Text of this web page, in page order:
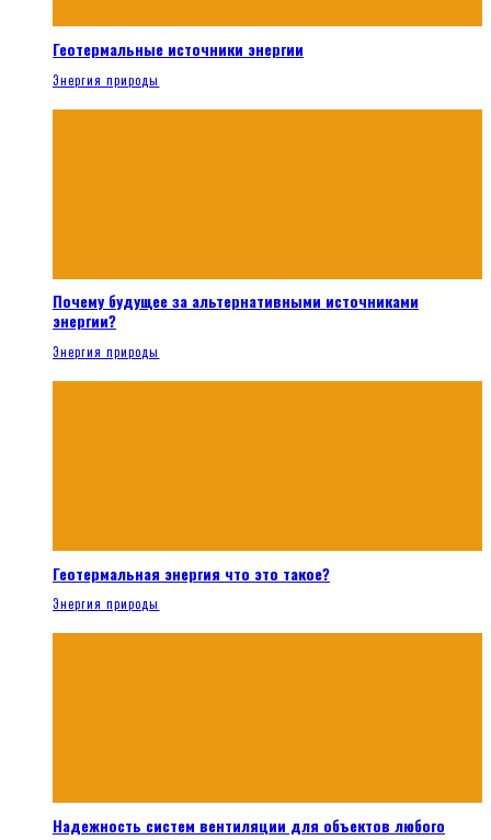
Геотермальные источники энергии
Энергия природы
Почему будущее за альтернативными источниками
энергии?
Энергия природы
Геотермальная энергия что это такое?
Энергия природы
Надежность систем вентиляции для объектов любого